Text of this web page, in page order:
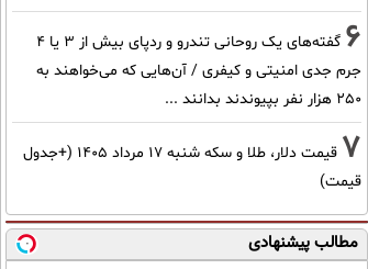
6
گفته‌های یک روحانی تندرو و ردپای بیش از ۳ یا ۴
جرم جدی امنیتی و کیفری / آن‌هایی که می‌خواهند به
۲۵۰ هزار نفر بپیوندند بدانند ...
7
قیمت دلار، طلا و سکه شنبه ۱۷ مرداد ۱۴۰۵ (+جدول
قیمت)
مطالب پیشنهادی